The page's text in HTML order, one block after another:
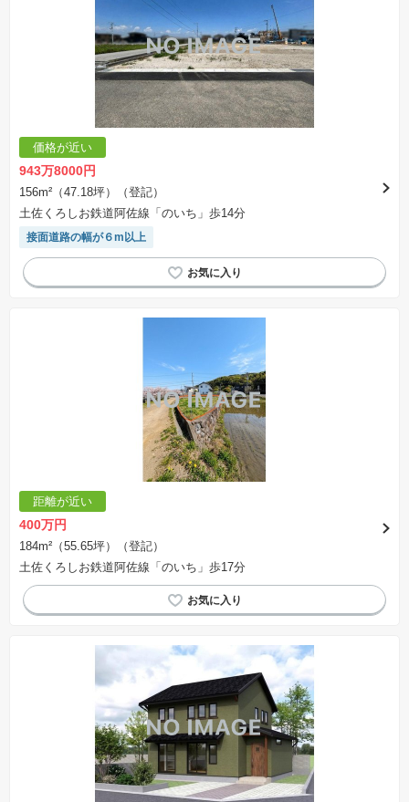
価格が近い
943万8000円
156m²（47.18坪）（登記）
土佐くろしお鉄道阿佐線「のいち」歩14分
接面道路の幅が６m以上
距離が近い
400万円
184m²（55.65坪）（登記）
土佐くろしお鉄道阿佐線「のいち」歩17分